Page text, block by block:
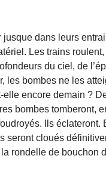
jusque dans leurs
Les trains
du ciel, de
les bombes ne les
elle encore demain ?
bombes tomberont,
Ils éclateront.
seront cloués
rondelle de bouchon